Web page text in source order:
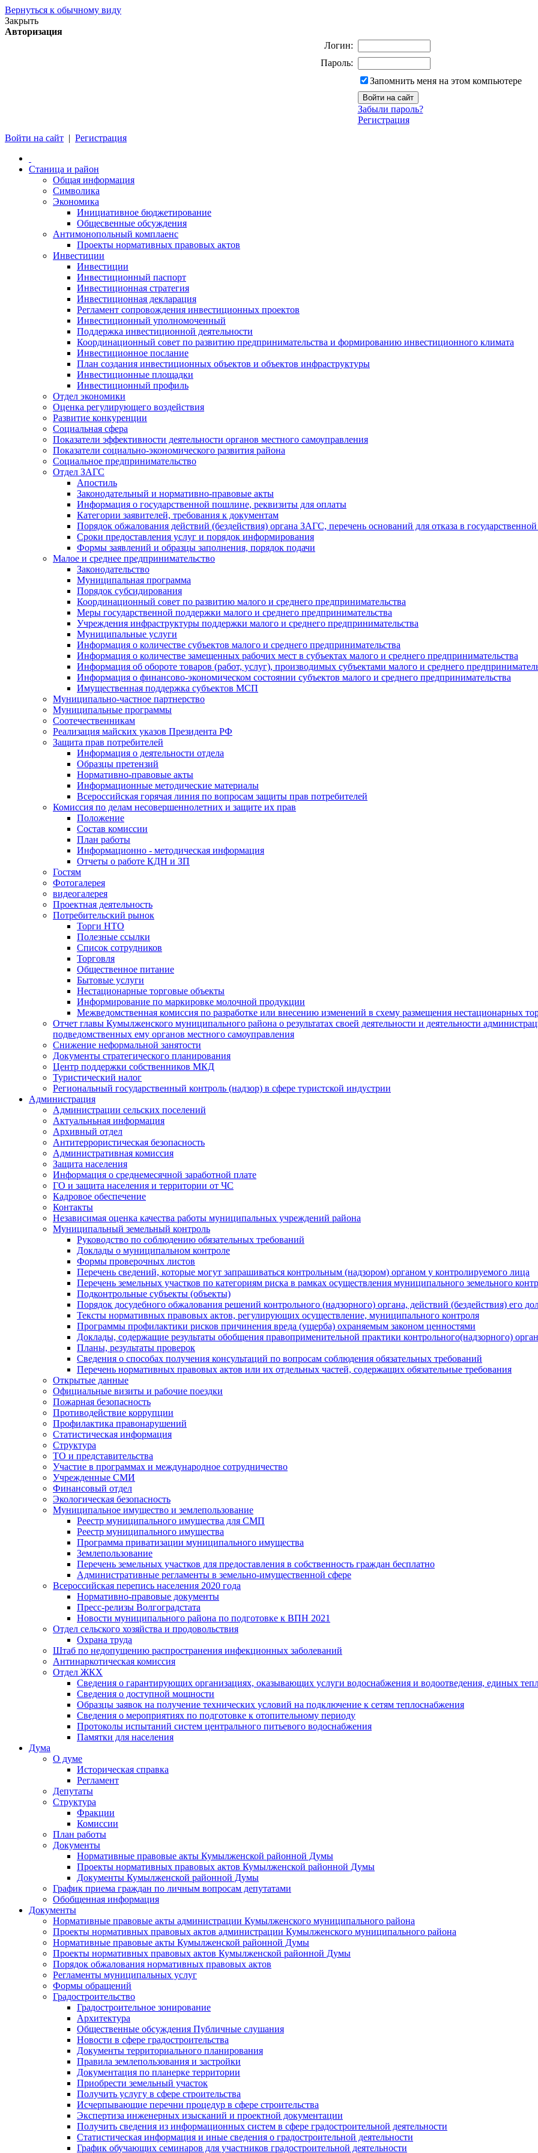
Вернуться к обычному виду
Закрыть
Авторизация
Логин:
Пароль:
Запомнить меня на этом компьютере
Забыли пароль?
Регистрация
Войти на сайт | Регистрация
Станица и район
Общая информация
Символика
Экономика
Инициативное бюджетирование
Общесвенные обсуждения
Антимонопольный комплаенс
Проекты нормативных правовых актов
Инвестиции
Инвестиции
Инвестиционный паспорт
Инвестиционная стратегия
Инвестиционная декларация
Регламент сопровождения инвестиционных проектов
Инвестиционный уполномоченный
Поддержка инвестиционной деятельности
Координационный совет по развитию предпринимательства и формированию инвестиционного климата
Инвестиционное послание
План создания инвестиционных объектов и объектов инфраструктуры
Инвестиционные площадки
Инвестиционный профиль
Отдел экономики
Оценка регулирующего воздействия
Развитие конкуренции
Социальная сфера
Показатели эффективности деятельности органов местного самоуправления
Показатели социально-экономического развития района
Социальное предпринимательство
Отдел ЗАГС
Апостиль
Законодательный и нормативно-правовые акты
Информация о государственной пошлине, реквизиты для оплаты
Категории заявителей, требования к документам
Порядок обжалования действий (бездействия) органа ЗАГС, перечень оснований для отказа в
Сроки предоставления услуг и порядок информирования
Формы заявлений и образцы заполнения, порядок подачи
Малое и среднее предпринимательство
Законодательство
Муниципальная программа
Порядок субсидирования
Координационный совет по развитию малого и среднего предпринимательства
Меры государственной поддержки малого и среднего предпринимательства
Учреждения инфраструктуры поддержки малого и среднего предпринимательства
Муниципальные услуги
Информация о количестве субъектов малого и среднего предпринимательства
Информация о количестве замещенных рабочих мест в субъектах малого и среднего предпринимательства
Информация об обороте товаров (работ, услуг), производимых субъектами малого и среднего
Информация о финансово-экономическом состоянии субъектов малого и среднего предпринимательства
Имущественная поддержка субъектов МСП
Муниципально-частное партнерство
Муниципальные программы
Соотечественникам
Реализация майских указов Президента РФ
Защита прав потребителей
Информация о деятельности отдела
Образцы претензий
Нормативно-правовые акты
Информационные методические материалы
Всероссийская горячая линия по вопросам защиты прав потребителей
Комиссия по делам несовершеннолетних и защите их прав
Положение
Состав комиссии
План работы
Информационно - методическая информация
Отчеты о работе КДН и ЗП
Гостям
Фотогалерея
видеогалерея
Проектная деятельность
Потребительский рынок
Торги НТО
Полезные ссылки
Список сотрудников
Торговля
Общественное питание
Бытовые услуги
Нестационарные торговые объекты
Информирование по маркировке молочной продукции
Межведомственная комиссия по разработке или внесению изменений в схему размещения нестационарных
Отчет главы Кумылженского муниципального района о результатах своей деятельности и деятельности
подведомственных ему органов местного самоуправления
Снижение неформальной занятости
Документы стратегического планирования
Центр поддержки собственников МКД
Туристический налог
Региональный государственный контроль (надзор) в сфере туристской индустрии
Администрация
Администрации сельских поселений
Актуальньная информация
Архивный отдел
Антитеррористическая безопасность
Административная комиссия
Защита населения
Информация о среднемесячной заработной плате
ГО и защита населения и территории от ЧС
Кадровое обеспечение
Контакты
Независимая оценка качества работы муниципальных учреждений района
Муниципальный земельный контроль
Руководство по соблюдению обязательных требований
Доклады о муниципальном контроле
Формы проверочных листов
Перечень сведений, которые могут запрашиваться контрольным (надзором) органом у контролируемого лица
Перечень земельных участков по категориям риска в рамках осуществления муниципального земельного
Подконтрольные субъекты (объекты)
Порядок досудебного обжалования решений контрольного (надзорного) органа, действий (бездействия) его
Тексты нормативных правовых актов, регулирующих осуществление, муниципального контроля
Программы профилактики рисков причинения вреда (ущерба) охраняемым законом ценностями
Доклады, содержащие результаты обобщения правоприменительной практики контрольного(надзорного)
Планы, результаты проверок
Сведения о способах получения консультаций по вопросам соблюдения обязательных требований
Перечень нормативных правовых актов или их отдельных частей, содержащих обязательные требования
Открытые данные
Официальные визиты и рабочие поездки
Пожарная безопасность
Противодействие коррупции
Профилактика правонарушений
Статистическая информация
Структура
ТО и представительства
Участие в программах и международное сотрудничество
Учрежденные СМИ
Финансовый отдел
Экологическая безопасность
Муниципальное имущество и землепользование
Реестр муниципального имущества для СМП
Реестр муниципального имущества
Программа приватизации муниципального имущества
Землепользование
Перечень земельных участков для предоставления в собственность граждан бесплатно
Административные регламенты в земельно-имущественной сфере
Всероссийская перепись населения 2020 года
Нормативно-правовые документы
Пресс-релизы Волгоградстата
Новости муниципального района по подготовке к ВПН 2021
Отдел сельского хозяйства и продовольствия
Охрана труда
Штаб по недопущению распространения инфекционных заболеваний
Антинаркотическая комиссия
Отдел ЖКХ
Сведения о гарантирующих организациях, оказывающих услуги водоснабжения и водоотведения, единых
Сведения о доступной мощности
Образцы заявок на получение технических условий на подключение к сетям теплоснабжения
Сведения о мероприятиях по подготовке к отопительному периоду
Протоколы испытаний систем центрального питьевого водоснабжения
Памятки для населения
Дума
О думе
Историческая справка
Регламент
Депутаты
Структура
Фракции
Комиссии
План работы
Документы
Нормативные правовые акты Кумылженской районной Думы
Проекты нормативных правовых актов Кумылженской районной Думы
Документы Кумылженской районной Думы
График приема граждан по личным вопросам депутатами
Обобщенная информация
Документы
Нормативные правовые акты администрации Кумылженского муниципального района
Проекты нормативных правовых актов администрации Кумылженского муниципального района
Нормативные правовые акты Кумылженской районной Думы
Проекты нормативных правовых актов Кумылженской районной Думы
Порядок обжалования нормативных правовых актов
Регламенты муниципальных услуг
Формы обращений
Градостроительство
Градостроительное зонирование
Архитектура
Общественные обсуждения Публичные слушания
Новости в сфере градостроительства
Документы территориального планирования
Правила землепользования и застройки
Документация по планерке территории
Приобрести земельный участок
Получить услугу в сфере строительства
Исчерпывающие перечни процедур в сфере строительства
Экспертиза инженерных изысканий и проектной документации
Получить сведения из информационных систем в сфере градостроительной деятельности
Статистическая информация и иные сведения о градостроительной деятельности
График обучающих семинаров для участников градостроительной деятельности